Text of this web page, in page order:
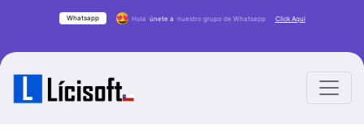
Whatsapp Hola únete a nuestro grupo de Whatsapp Click Aqui